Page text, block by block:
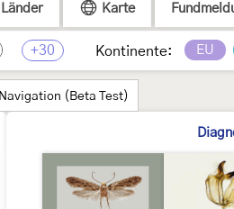
Länder Karte
+30 Kontinente: EU
(Beta Test)